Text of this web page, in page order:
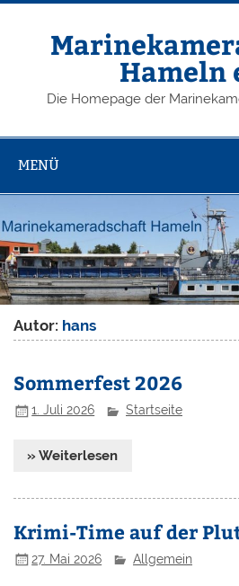
Zum
springen
Hameln
Die Homepage der
MENÜ
Autor: hans
Sommerfest 2026
1. Juli 2026 Startseite
» Weiterlesen
Krimi-Time auf der
27. Mai 2026 Allgemein